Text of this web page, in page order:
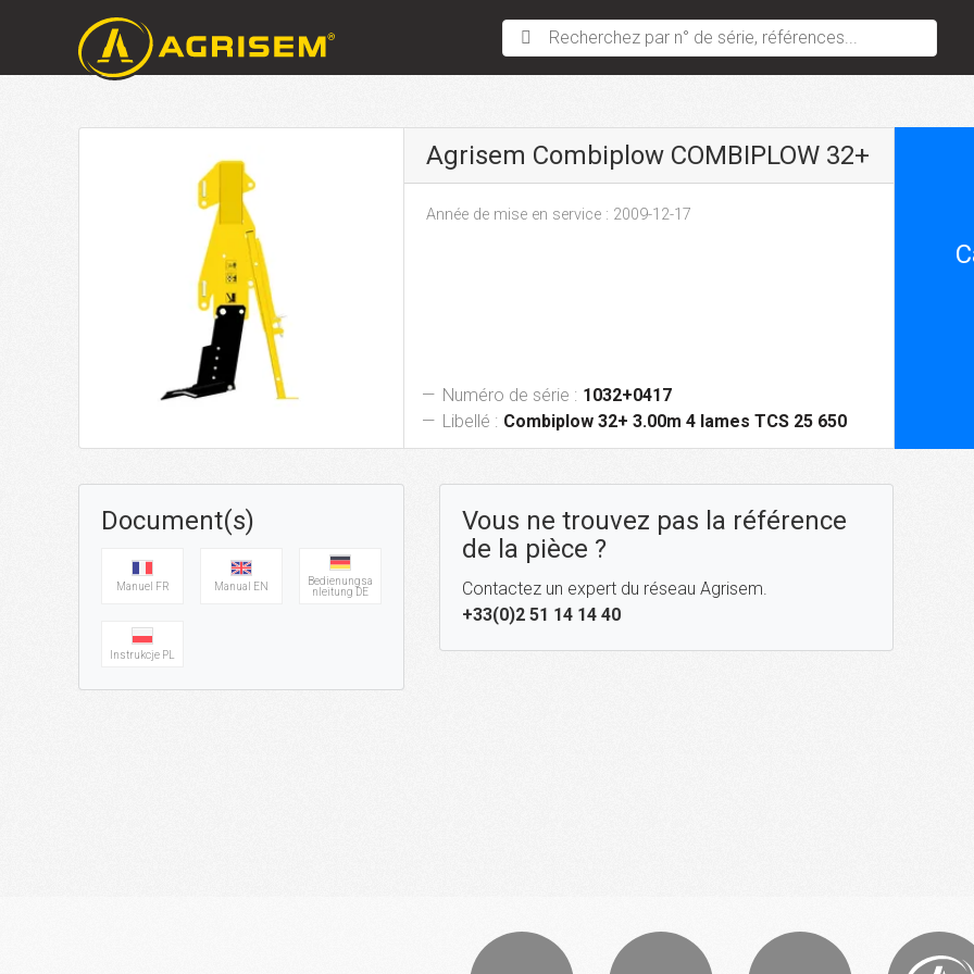
Recherchez par n° de série, références...
Agrisem Combiplow COMBIPLOW 32+
Année de mise en service : 2009-12-17
Numéro de série : 1032+0417
Libellé : Combiplow 32+ 3.00m 4 lames TCS 25 650
Document(s)
Manuel FR Manual EN
Bedienungsa
nleitung DE
Instrukcje PL
Vous ne trouvez pas la référence
de la pièce ?
Contactez un expert du réseau Agrisem.
+33(0)2 51 14 14 40